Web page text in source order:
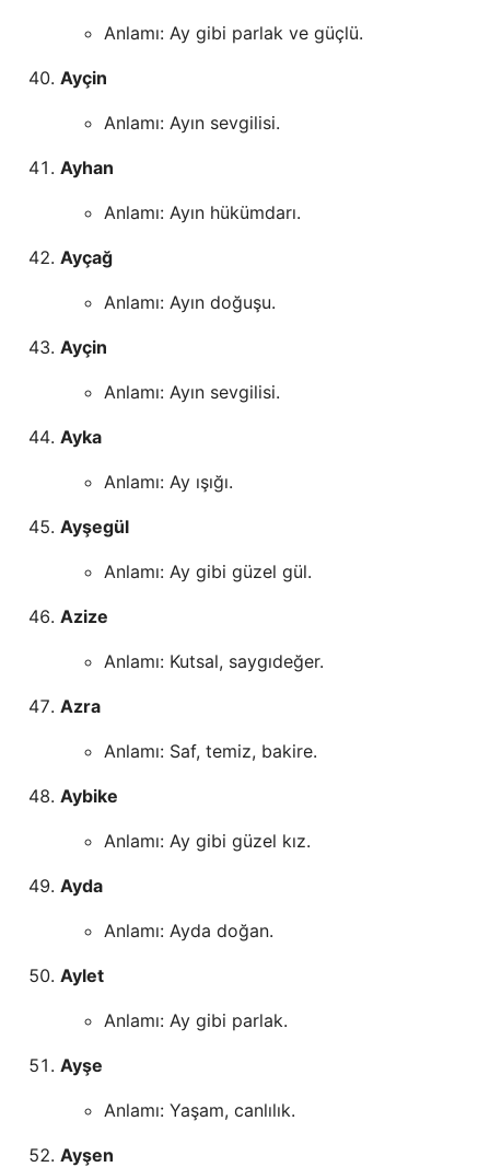
Anlamı: Ay gibi parlak ve güçlü.
Ayçin
Anlamı: Ayın sevgilisi.
Ayhan
Anlamı: Ayın hükümdarı.
Ayçağ
Anlamı: Ayın doğuşu.
Ayçin
Anlamı: Ayın sevgilisi.
Ayka
Anlamı: Ay ışığı.
Ayşegül
Anlamı: Ay gibi güzel gül.
Azize
Anlamı: Kutsal, saygıdeğer.
Azra
Anlamı: Saf, temiz, bakire.
Aybike
Anlamı: Ay gibi güzel kız.
Ayda
Anlamı: Ayda doğan.
Aylet
Anlamı: Ay gibi parlak.
Ayşe
Anlamı: Yaşam, canlılık.
Ayşen